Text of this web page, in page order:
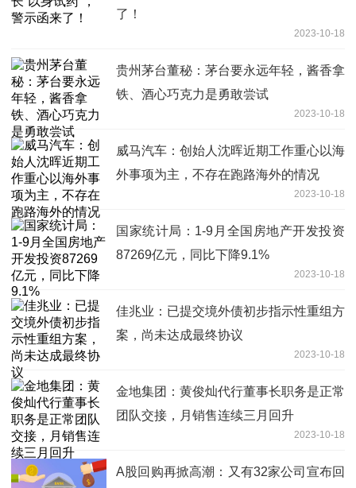
了！
2023-10-18
贵州茅台董秘：茅台要永远年轻，酱香拿
铁、酒心巧克力是勇敢尝试
2023-10-18
威马汽车：创始人沈晖近期工作重心以海
外事项为主，不存在跑路海外的情况
2023-10-18
国家统计局：1-9月全国房地产开发投资
87269亿元，同比下降9.1%
2023-10-18
佳兆业：已提交境外债初步指示性重组方
案，尚未达成最终协议
2023-10-18
金地集团：黄俊灿代行董事长职务是正常
团队交接，月销售连续三月回升
2023-10-18
A股回购再掀高潮：又有32家公司宣布回